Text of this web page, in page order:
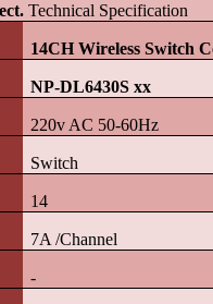
Technical Specification
14CH Wireless Switch
NP-DL6430S xx
220v AC 50-60Hz
Switch
14
7A /Channel
-